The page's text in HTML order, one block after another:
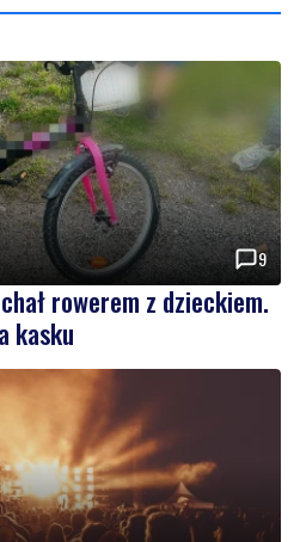
9
rowerem z dzieckiem.
kasku
w powiecie słupskim.